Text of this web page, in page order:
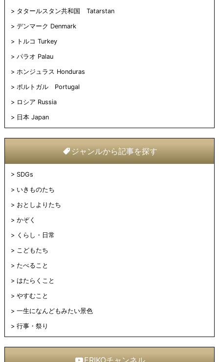
タタールスタン共和国 Tatarstan
デンマーク Denmark
トルコ Turkey
パラオ Palau
ホンジュラス Honduras
ポルトガル Portugal
ロシア Russia
日本 Japan
ジャンルから記事を探す
SDGs
いきものたち
おとしよりたち
かぞく
くらし・日常
こどもたち
たべること
はたらくこと
やすむこと
一生になんどもみたい景色
行事・祭り